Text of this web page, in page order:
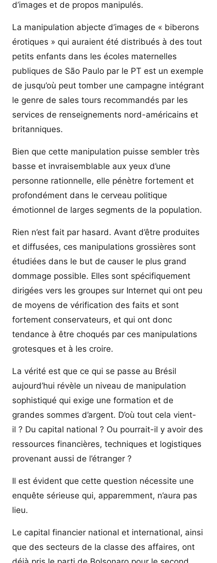
d’images et de propos manipulés.
La manipulation abjecte d’images de « biberons
érotiques » qui auraient été distribués à des tout
petits enfants dans les écoles maternelles
publiques de São Paulo par le PT est un exemple
de jusqu’où peut tomber une campagne intégrant
le genre de sales tours recommandés par les
services de renseignements nord-américains et
britanniques.
Bien que cette manipulation puisse sembler très
basse et invraisemblable aux yeux d’une
personne rationnelle, elle pénètre fortement et
profondément dans le cerveau politique
émotionnel de larges segments de la population.
Rien n’est fait par hasard. Avant d’être produites
et diffusées, ces manipulations grossières sont
étudiées dans le but de causer le plus grand
dommage possible. Elles sont spécifiquement
dirigées vers les groupes sur Internet qui ont peu
de moyens de vérification des faits et sont
fortement conservateurs, et qui ont donc
tendance à être choqués par ces manipulations
grotesques et à les croire.
La vérité est que ce qui se passe au Brésil
aujourd’hui révèle un niveau de manipulation
sophistiqué qui exige une formation et de
grandes sommes d’argent. D’où tout cela vient-
il ? Du capital national ? Ou pourrait-il y avoir des
ressources financières, techniques et logistiques
provenant aussi de l’étranger ?
Il est évident que cette question nécessite une
enquête sérieuse qui, apparemment, n’aura pas
lieu.
Le capital financier national et international, ainsi
que des secteurs de la classe des affaires, ont